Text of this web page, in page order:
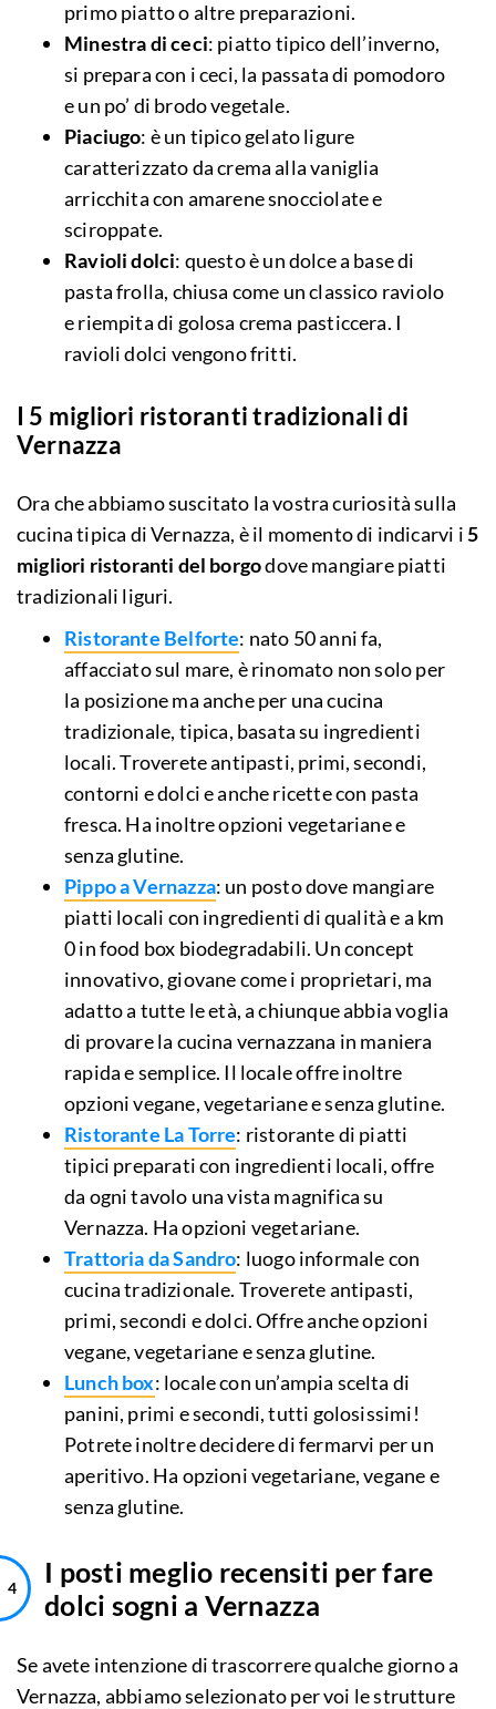
primo piatto o altre preparazioni.
Minestra di ceci: piatto tipico dell’inverno,
si prepara con i ceci, la passata di pomodoro
e un po’ di brodo vegetale.
Piaciugo: è un tipico gelato ligure
caratterizzato da crema alla vaniglia
arricchita con amarene snocciolate e
sciroppate.
Ravioli dolci: questo è un dolce a base di
pasta frolla, chiusa come un classico raviolo
e riempita di golosa crema pasticcera. I
ravioli dolci vengono fritti.
I 5 migliori ristoranti tradizionali di
Vernazza
Ora che abbiamo suscitato la vostra curiosità sulla
cucina tipica di Vernazza, è il momento di indicarvi i5
migliori ristoranti del borgodove mangiare piatti
tradizionali liguri.
Ristorante Belforte: nato 50 anni fa,
affacciato sul mare, è rinomato non solo per
la posizione ma anche per una cucina
tradizionale, tipica, basata su ingredienti
locali. Troverete antipasti, primi, secondi,
contorni e dolci e anche ricette con pasta
fresca. Ha inoltre opzioni vegetariane e
senza glutine.
Pippo a Vernazza: un posto dove mangiare
piatti locali con ingredienti di qualità e a km
0 in food box biodegradabili. Un concept
innovativo, giovane come i proprietari, ma
adatto a tutte le età, a chiunque abbia voglia
di provare la cucina vernazzana in maniera
rapida e semplice. Il locale offre inoltre
opzioni vegane, vegetariane e senza glutine.
Ristorante La Torre: ristorante di piatti
tipici preparati con ingredienti locali, offre
da ogni tavolo una vista magnifica su
Vernazza. Ha opzioni vegetariane.
Trattoria da Sandro: luogo informale con
cucina tradizionale. Troverete antipasti,
primi, secondi e dolci. Offre anche opzioni
vegane, vegetariane e senza glutine.
Lunch box: locale con un’ampia scelta di
panini, primi e secondi, tutti golosissimi!
Potrete inoltre decidere di fermarvi per un
aperitivo. Ha opzioni vegetariane, vegane e
senza glutine.
I posti meglio recensiti per fare
dolci sogni a Vernazza
Se avete intenzione di trascorrere qualche giorno a
Vernazza, abbiamo selezionato per voi le strutture